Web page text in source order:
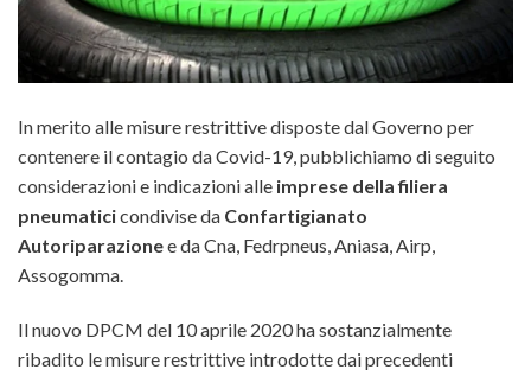
In merito alle misure restrittive disposte dal Governo per
contenere il contagio da Covid-19, pubblichiamo di seguito
considerazioni e indicazioni alle imprese della filiera
pneumaticicondivise da Confartigianato
Autoriparazionee da Cna, Fedrpneus, Aniasa, Airp,
Assogomma.
Il nuovo DPCM del 10 aprile 2020 ha sostanzialmente
ribadito le misure restrittive introdotte dai precedenti